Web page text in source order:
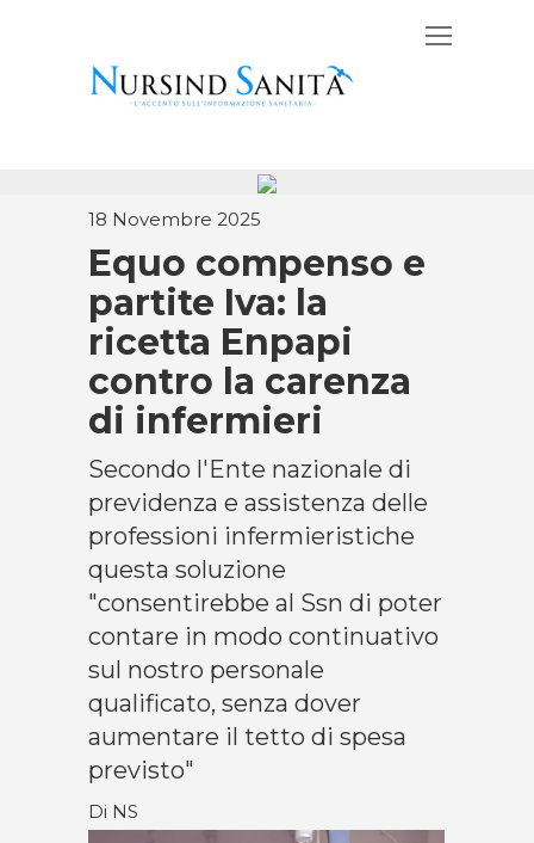
18 Novembre 2025
Equo compenso e
partite Iva: la
ricetta Enpapi
contro la carenza
di infermieri
Secondo l'Ente nazionale di
previdenza e assistenza delle
professioni infermieristiche
questa soluzione
"consentirebbe al Ssn di poter
contare in modo continuativo
sul nostro personale
qualificato, senza dover
aumentare il tetto di spesa
previsto"
Di NS